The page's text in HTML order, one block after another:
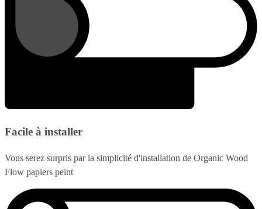
Facile à installer
Vous serez surpris par la simplicité d'installation de Organic Wood
Flow papiers peint